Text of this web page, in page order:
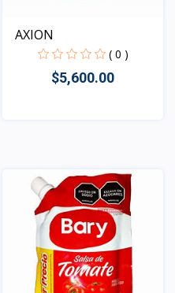
AXION
( 0 )
$5,600.00